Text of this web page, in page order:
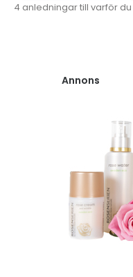
4 anledningar till varför
Annons